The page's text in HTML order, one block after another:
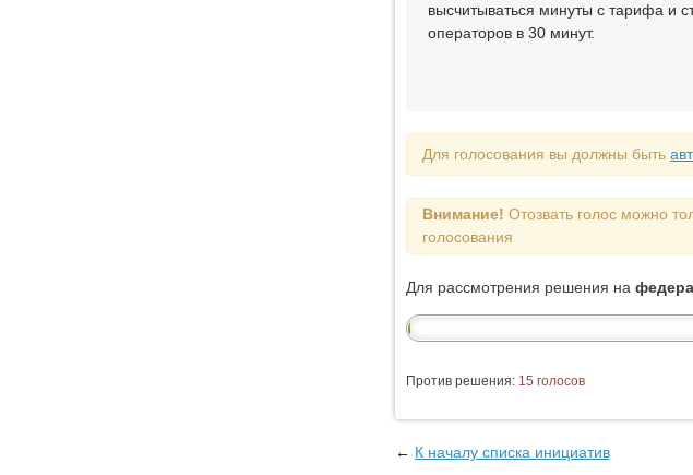
высчитываться минуты с тарифа и
операторов в 30 минут.
Для голосования вы должны быть
Внимание! Отозвать голос можно
голосования
Для рассмотрения решения на
Против решения: 15 голосов
← К началу списка инициатив